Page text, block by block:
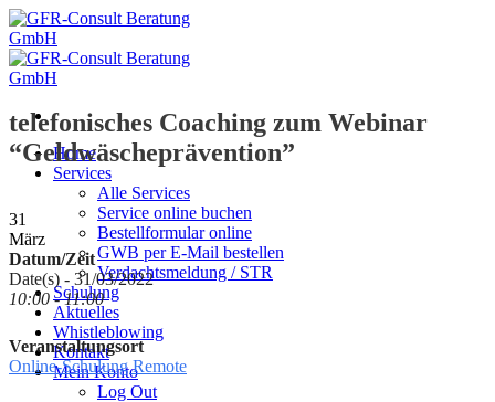
Zum
Inhalt
springen
Home
Services
Alle Services
Service online buchen
Bestellformular online
GWB per E-Mail bestellen
Verdachtsmeldung / STR
Schulung
Aktuelles
Whistleblowing
Kontakt
Mein Konto
Log Out
telefonisches Coaching zum Webinar
“Geldwäscheprävention”
31
März
Datum/Zeit
Date(s) - 31/03/2022
10:00 - 11:00
Veranstaltungsort
Online-Schulung Remote